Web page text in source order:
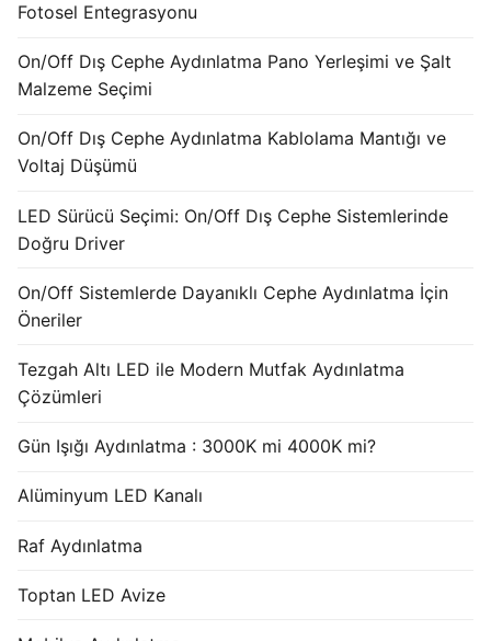
French
Fotosel Entegrasyonu
On/Off Dış Cephe Aydınlatma Pano Yerleşimi ve Şalt
Malzeme Seçimi
On/Off Dış Cephe Aydınlatma Kablolama Mantığı ve
Voltaj Düşümü
LED Sürücü Seçimi: On/Off Dış Cephe Sistemlerinde
Doğru Driver
On/Off Sistemlerde Dayanıklı Cephe Aydınlatma İçin
Öneriler
Tezgah Altı LED ile Modern Mutfak Aydınlatma
Çözümleri
Gün Işığı Aydınlatma : 3000K mi 4000K mi?
Alüminyum LED Kanalı
Raf Aydınlatma
Toptan LED Avize